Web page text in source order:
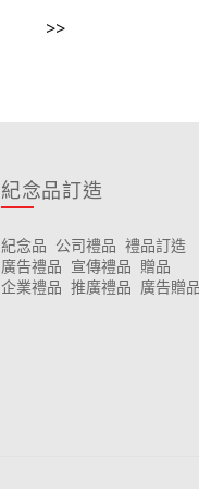
>>
紀念品訂造
紀念品 公司禮品 禮品訂造
廣告禮品 宣傳禮品 贈品
企業禮品 推廣禮品 廣告贈品